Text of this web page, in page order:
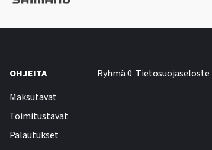
OHJEITA
Maksutavat
Toimitustavat
Palautukset
Ryhmä 0 Tietosuojaseloste